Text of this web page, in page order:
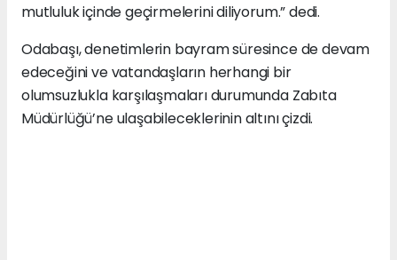
mutluluk içinde geçirmelerini diliyorum.” dedi.
Odabaşı, denetimlerin bayram süresince de devam
edeceğini ve vatandaşların herhangi bir
olumsuzlukla karşılaşmaları durumunda Zabıta
Müdürlüğü’ne ulaşabileceklerinin altını çizdi.